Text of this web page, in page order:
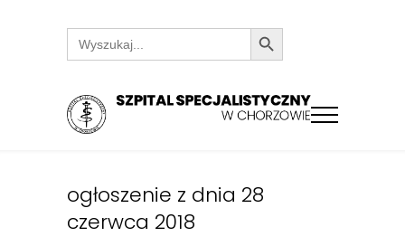
Search
for:
Search Button
ogłoszenie z dnia 28
czerwca 2018